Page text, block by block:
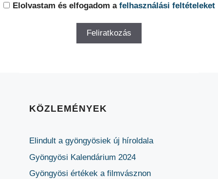
Elolvastam és elfogadom a felhasználási feltételeket
KÖZLEMÉNYEK
Elindult a gyöngyösiek új híroldala
Gyöngyösi Kalendárium 2024
Gyöngyösi értékek a filmvásznon